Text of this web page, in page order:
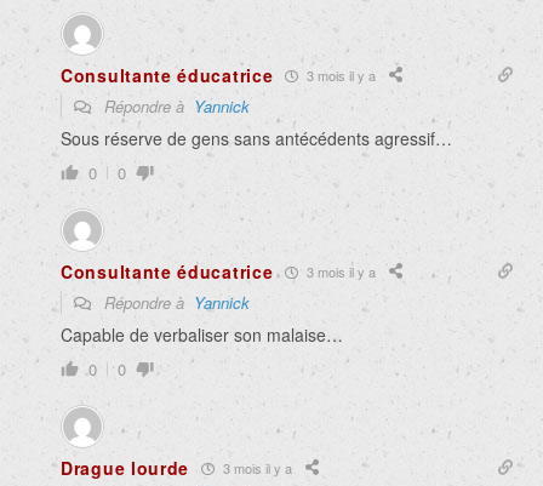
Consultante éducatrice 3 mois il y a
Répondre à Yannick
Sous réserve de gens sans antécédents agressif…
0 0
Consultante éducatrice 3 mois il y a
Répondre à Yannick
Capable de verbaliser son malaise…
0 0
Drague lourde 3 mois il y a